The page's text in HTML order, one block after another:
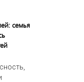
семья